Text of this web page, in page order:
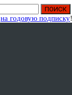
на годовую подписку!